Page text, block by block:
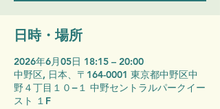
日時・場所
2026年6月05日 18:15 – 20:00
中野区, 日本、〒164-0001 東京都中野区中
野４丁目１０−１ 中野セントラルパークイー
スト １F